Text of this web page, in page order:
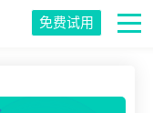
免费试用